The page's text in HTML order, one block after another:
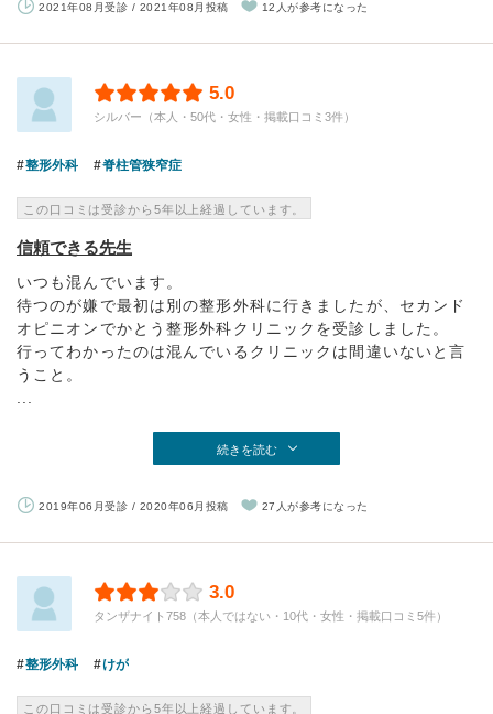
2021年08月受診 / 2021年08月投稿 12人が参考になった
5.0
シルバー（本人・50代・女性・掲載口コミ3件）
整形外科 脊柱管狭窄症
この口コミは受診から5年以上経過しています。
信頼できる先生
いつも混んでいます。
待つのが嫌で最初は別の整形外科に行きましたが、セカンド
オピニオンでかとう整形外科クリニックを受診しました。
行ってわかったのは混んでいるクリニックは間違いないと言
うこと。
続きを読む
2019年06月受診 / 2020年06月投稿 27人が参考になった
3.0
タンザナイト758（本人ではない・10代・女性・掲載口コミ5件）
整形外科 けが
この口コミは受診から5年以上経過しています。